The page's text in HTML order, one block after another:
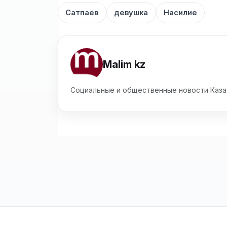
Сатпаев девушка Насилие
Malim kz
Социальные и общественные новости